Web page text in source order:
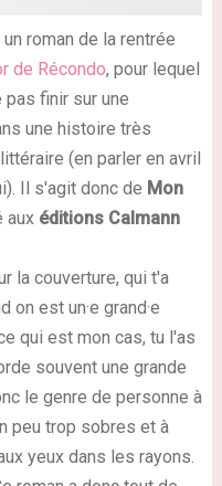
roman de la rentrée
de Récondo, pour lequel
finir sur une
une histoire très
(en parler en avril
Il s'agit donc de Mon
aux éditions Calmann
la couverture, qui t'a
est un·e grand·e
qui est mon cas, tu l'as
souvent une grande
le genre de personne à
peu trop sobres et à
yeux dans les rayons.